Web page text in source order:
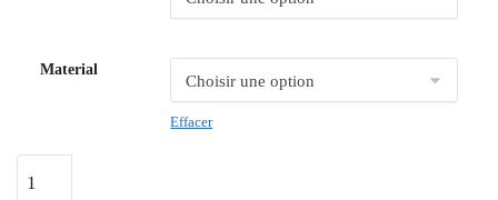
Material
Effacer